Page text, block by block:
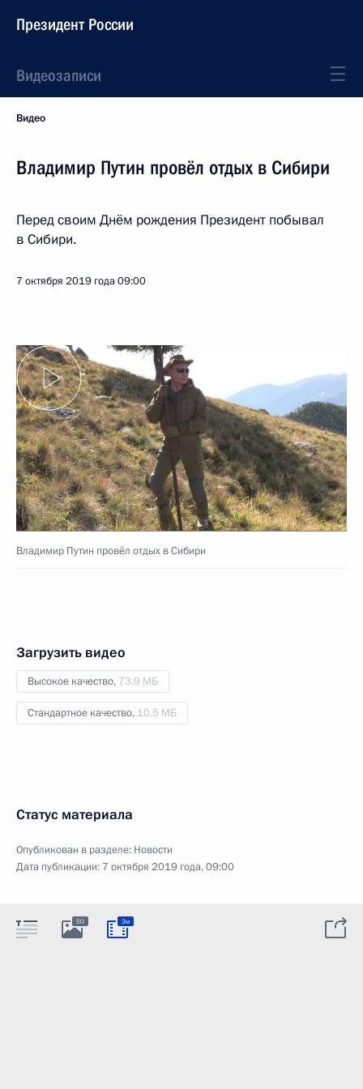
Президент России
Видеозаписи
Видео
Владимир Путин провёл отдых в Сибири
Перед своим Днём рождения Президент побывал
в Сибири.
7 октября 2019 года09:00
Владимир Путин провёл отдых в Сибири
Загрузить видео
Высокое качество, 73.9 МБ
Стандартное качество, 10.5 МБ
Статус материала
Опубликован в разделе: Новости
Дата публикации: 7 октября 2019 года, 09:00
50 3м